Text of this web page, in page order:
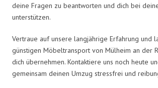
deine Fragen zu beantworten und dich bei
unterstützen.
Vertraue auf unsere langjährige Erfahrung und
günstigen Möbeltransport von Mülheim an der
dich übernehmen. Kontaktiere uns noch heute
gemeinsam deinen Umzug stressfrei und